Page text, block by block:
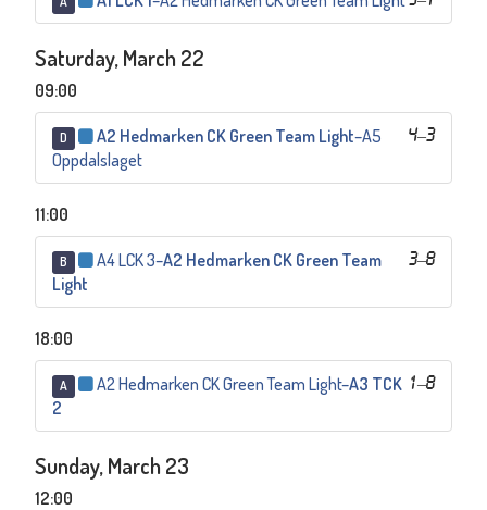
Saturday, March 22
09:00
D 4–3
A2 Hedmarken CK Green Team Light–A5
Oppdalslaget
11:00
B 3–8
A4 LCK 3–A2 Hedmarken CK Green Team
Light
18:00
A 1–8
A2 Hedmarken CK Green Team Light–A3 TCK
2
Sunday, March 23
12:00